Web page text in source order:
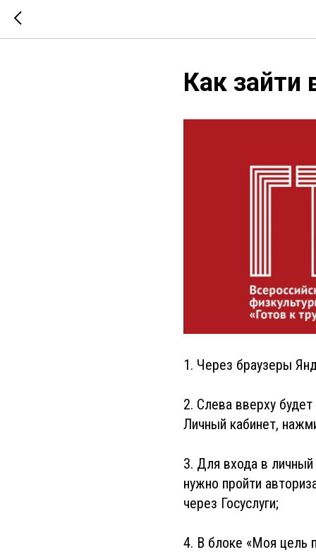
Как зайти
1. Через браузеры
2. Слева вверху
Личный кабинет,
3. Для входа в личный
нужно пройти
через Госуслуги;
4. В блоке «Моя цель